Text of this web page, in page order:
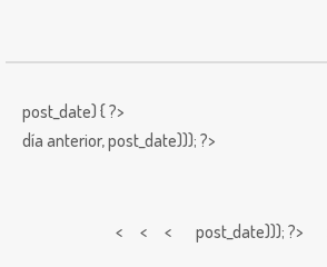
post_date) { ?>
día anterior,post_date))); ?>
< < < post_date)));